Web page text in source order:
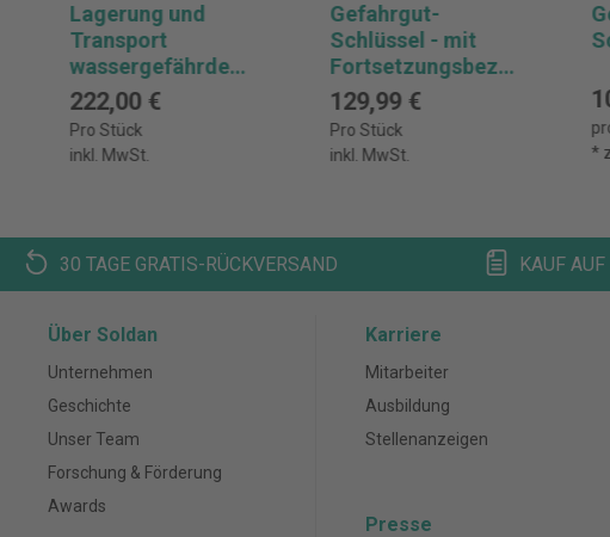
Lagerung und
Transport
wassergefährdend
er Stoffe (LTwS) -
mit
Fortsetzungsbezu
222,00 €
Pro Stück
inkl. MwSt.
Gefahrgut-
Schlüssel - mit
Fortsetzungsbezu
g
129,99 €
Pro Stück
inkl. MwSt.
*
30 TAGE GRATIS-RÜCKVERSAND KAUF AUF
Über Soldan
Unternehmen
Geschichte
Unser Team
Forschung & Förderung
Awards
Karriere
Mitarbeiter
Ausbildung
Stellenanzeigen
Presse